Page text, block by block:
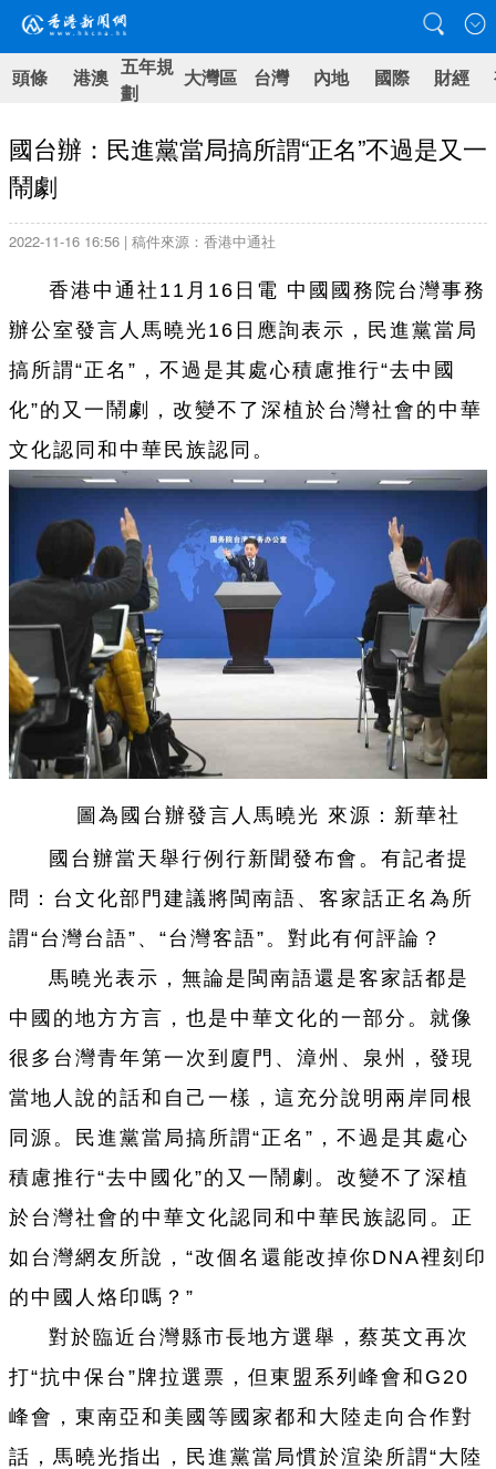
頭條 港澳 五年規
劃
大灣區 台灣 內地 國際 財經
國台辦：民進黨當局搞所謂“正名”不過是又一
鬧劇
2022-11-16 16:56 | 稿件來源：香港中通社
香港中通社11月16日電 中國國務院台灣事務
辦公室發言人馬曉光16日應詢表示，民進黨當局
搞所謂“正名”，不過是其處心積慮推行“去中國
化”的又一鬧劇，改變不了深植於台灣社會的中華
文化認同和中華民族認同。
圖為國台辦發言人馬曉光 來源：新華社
國台辦當天舉行例行新聞發布會。有記者提
問：台文化部門建議將閩南語、客家話正名為所
謂“台灣台語”、“台灣客語”。對此有何評論？
馬曉光表示，無論是閩南語還是客家話都是
中國的地方方言，也是中華文化的一部分。就像
很多台灣青年第一次到廈門、漳州、泉州，發現
當地人說的話和自己一樣，這充分說明兩岸同根
同源。民進黨當局搞所謂“正名”，不過是其處心
積慮推行“去中國化”的又一鬧劇。改變不了深植
於台灣社會的中華文化認同和中華民族認同。正
如台灣網友所說，“改個名還能改掉你DNA裡刻印
的中國人烙印嗎？”
對於臨近台灣縣市長地方選舉，蔡英文再次
打“抗中保台”牌拉選票，但東盟系列峰會和G20
峰會，東南亞和美國等國家都和大陸走向合作對
話，馬曉光指出，民進黨當局慣於渲染所謂“大陸